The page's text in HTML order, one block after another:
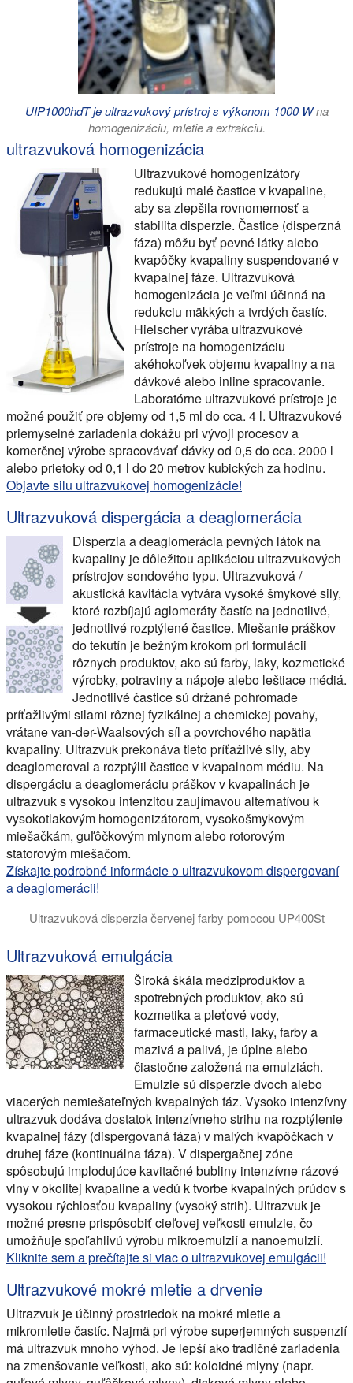
UIP1000hdT je ultrazvukový prístroj s výkonom 1000 Wna
homogenizáciu, mletie a extrakciu.
ultrazvuková homogenizácia
Ultrazvukové homogenizátory
redukujú malé častice v kvapaline,
aby sa zlepšila rovnomernosť a
stabilita disperzie. Častice (disperzná
fáza) môžu byť pevné látky alebo
kvapôčky kvapaliny suspendované v
kvapalnej fáze. Ultrazvuková
homogenizácia je veľmi účinná na
redukciu mäkkých a tvrdých častíc.
Hielscher vyrába ultrazvukové
prístroje na homogenizáciu
akéhokoľvek objemu kvapaliny a na
dávkové alebo inline spracovanie.
Laboratórne ultrazvukové prístroje je
možné použiť pre objemy od 1,5 ml do cca. 4 l. Ultrazvukové
priemyselné zariadenia dokážu pri vývoji procesov a
komerčnej výrobe spracovávať dávky od 0,5 do cca. 2000 l
alebo prietoky od 0,1 l do 20 metrov kubických za hodinu.
Objavte silu ultrazvukovej homogenizácie!
Ultrazvuková dispergácia a deaglomerácia
Disperzia a deaglomerácia pevných látok na
kvapaliny je dôležitou aplikáciou ultrazvukových
prístrojov sondového typu. Ultrazvuková /
akustická kavitácia vytvára vysoké šmykové sily,
ktoré rozbíjajú aglomeráty častíc na jednotlivé,
jednotlivé rozptýlené častice. Miešanie práškov
do tekutín je bežným krokom pri formulácii
rôznych produktov, ako sú farby, laky, kozmetické
výrobky, potraviny a nápoje alebo leštiace médiá.
Jednotlivé častice sú držané pohromade
príťažlivými silami rôznej fyzikálnej a chemickej povahy,
vrátane van-der-Waalsových síl a povrchového napätia
kvapaliny. Ultrazvuk prekonáva tieto príťažlivé sily, aby
deaglomeroval a rozptýlil častice v kvapalnom médiu. Na
dispergáciu a deaglomeráciu práškov v kvapalinách je
ultrazvuk s vysokou intenzitou zaujímavou alternatívou k
vysokotlakovým homogenizátorom, vysokošmykovým
miešačkám, guľôčkovým mlynom alebo rotorovým
statorovým miešačom.
Získajte podrobné informácie o ultrazvukovom dispergovaní
a deaglomerácii!
Ultrazvuková disperzia červenej farby pomocou UP400St
Ultrazvuková emulgácia
Široká škála medziproduktov a
spotrebných produktov, ako sú
kozmetika a pleťové vody,
farmaceutické masti, laky, farby a
mazivá a palivá, je úplne alebo
čiastočne založená na emulziách.
Emulzie sú disperzie dvoch alebo
viacerých nemiešateľných kvapalných fáz. Vysoko intenzívny
ultrazvuk dodáva dostatok intenzívneho strihu na rozptýlenie
kvapalnej fázy (dispergovaná fáza) v malých kvapôčkach v
druhej fáze (kontinuálna fáza). V dispergačnej zóne
spôsobujú implodujúce kavitačné bubliny intenzívne rázové
vlny v okolitej kvapaline a vedú k tvorbe kvapalných prúdov s
vysokou rýchlosťou kvapaliny (vysoký strih). Ultrazvuk je
možné presne prispôsobiť cieľovej veľkosti emulzie, čo
umožňuje spoľahlivú výrobu mikroemulzií a nanoemulzií.
Kliknite sem a prečítajte si viac o ultrazvukovej emulgácii!
Ultrazvukové mokré mletie a drvenie
Ultrazvuk je účinný prostriedok na mokré mletie a
mikromletie častíc. Najmä pri výrobe superjemných suspenzií
má ultrazvuk mnoho výhod. Je lepší ako tradičné zariadenia
na zmenšovanie veľkosti, ako sú: koloidné mlyny (napr.